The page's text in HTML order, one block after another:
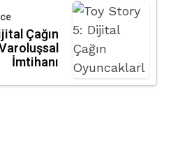
Çağın
İmtihanı